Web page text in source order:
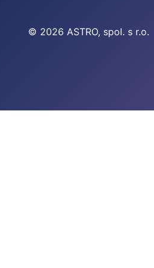
© 2026 ASTRO, spol. s r.o.